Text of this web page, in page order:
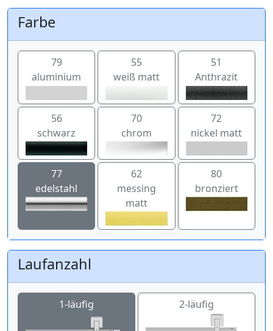
Farbe
79
aluminium
55
weiß matt
51
Anthrazit
56
schwarz
70
chrom
72
nickel matt
77
edelstahl
62
messing
matt
80
bronziert
Laufanzahl
1-läufig 2-läufig